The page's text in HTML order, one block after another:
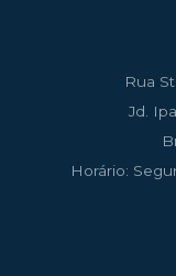
Rua
Jd.
Horário: